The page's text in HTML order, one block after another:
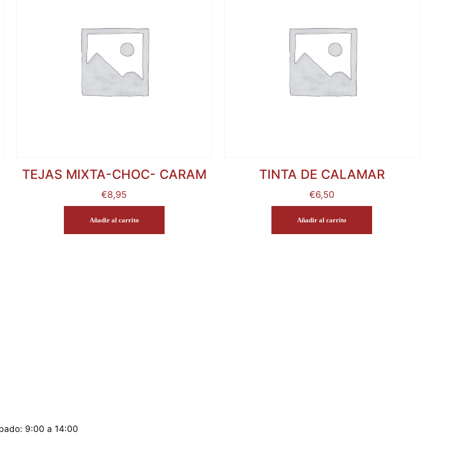
TEJAS MIXTA-CHOC- CARAM
€8,95
Añadir al carrito
TINTA DE CALAMAR
€6,50
Añadir al carrito
9:00 a 14:00